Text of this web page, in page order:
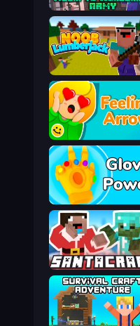
Idle Noob Lumberjack
Feeling Arrow
Glove Power
SantaCraft